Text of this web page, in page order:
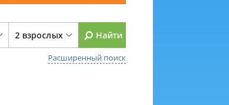
2 взрослых Найти
Расширенный поиск